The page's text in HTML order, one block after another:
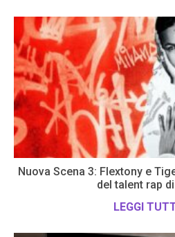
Nuova Scena 3: Flextony e
del talent rap
LEGGI